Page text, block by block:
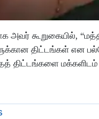
அவர் கூறுகையில்,
திட்டங்கள் என
திட்டங்களை